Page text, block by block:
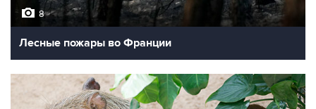
8
Лесные пожары во Франции